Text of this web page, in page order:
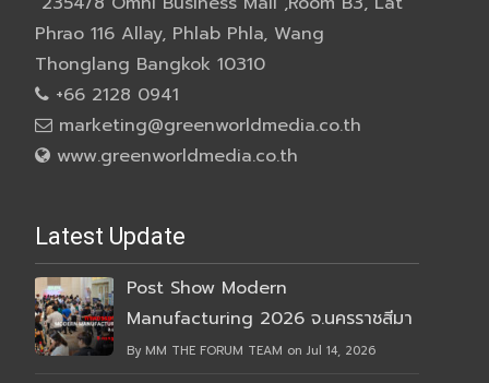
Phrao 116 Allay, Phlab Phla, Wang
Thonglang Bangkok 10310
+66 2128 0941
marketing@greenworldmedia.co.th
www.greenworldmedia.co.th
Latest Update
Post Show Modern
Manufacturing 2026 จ.นครราชสีมา
By MM THE FORUM TEAM on Jul 14, 2026